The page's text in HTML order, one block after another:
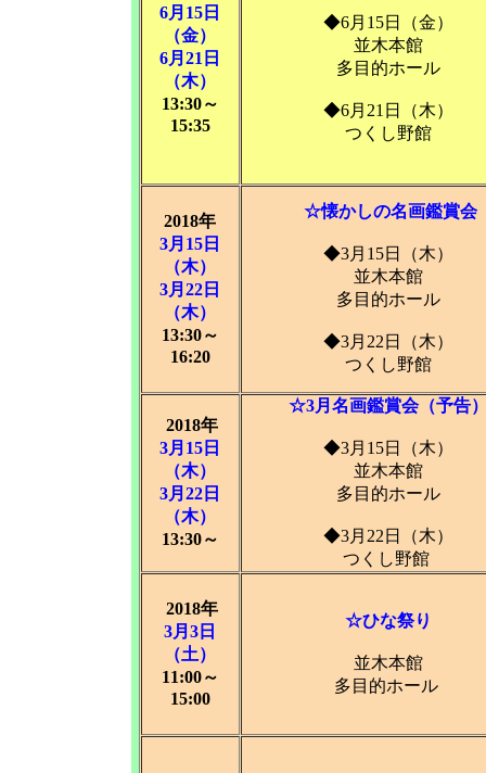
6月15日
（金）
6月21日
（木）
13:30～
15:35
◆6月15日（金）
並木本館
多目的ホール
◆6月21日（木）
つくし野館
2018年
3月15日
（木）
3月22日
（木）
13:30～
16:20
☆懐かしの名画鑑賞会
◆3月15日（木）
並木本館
多目的ホール
◆3月22日（木）
つくし野館
2018年
3月15日
（木）
3月22日
（木）
13:30～
☆3月名画鑑賞会（予告
◆3月15日（木）
並木本館
多目的ホール
◆3月22日（木）
つくし野館
2018年
3月3日
（土）
11:00～
15:00
☆ひな祭り
並木本館
多目的ホール